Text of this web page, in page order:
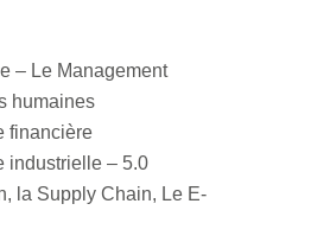
– Le Management
humaines
financière
industrielle – 5.0
la Supply Chain, Le E-